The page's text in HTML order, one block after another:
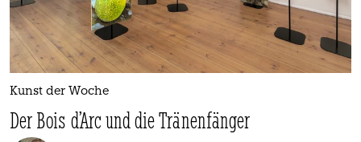
Kunst der Woche
Der Bois d’Arc und die Tränenfänger